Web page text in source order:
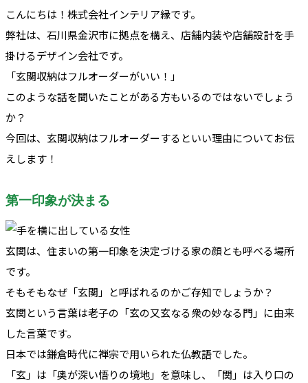
こんにちは！株式会社インテリア縁です。
弊社は、石川県金沢市に拠点を構え、店舗内装や店舗設計を手
掛けるデザイン会社です。
「玄関収納はフルオーダーがいい！」
このような話を聞いたことがある方もいるのではないでしょう
か？
今回は、玄関収納はフルオーダーするといい理由についてお伝
えします！
第一印象が決まる
玄関は、住まいの第一印象を決定づける家の顔とも呼べる場所
です。
そもそもなぜ「玄関」と呼ばれるのかご存知でしょうか？
玄関という言葉は老子の「玄の又玄なる衆の妙なる門」に由来
した言葉です。
日本では鎌倉時代に禅宗で用いられた仏教語でした。
「玄」は「奥が深い悟りの境地」を意味し、「関」は入り口の